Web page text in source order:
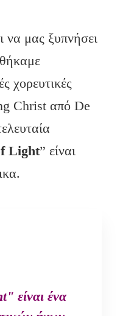
να μας ξυπνήσει
χορευτικές
Christ από De
Light” είναι
είναι ένα